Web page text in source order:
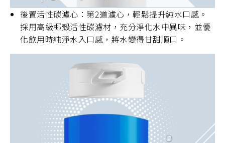
後置活性碳濾心：第2道濾心，輕鬆提升純水口感。
採用高級椰殼活性碳濾材，充分淨化水中異味，並優
化飲用時純淨水入口感，將水變得甘甜順口。